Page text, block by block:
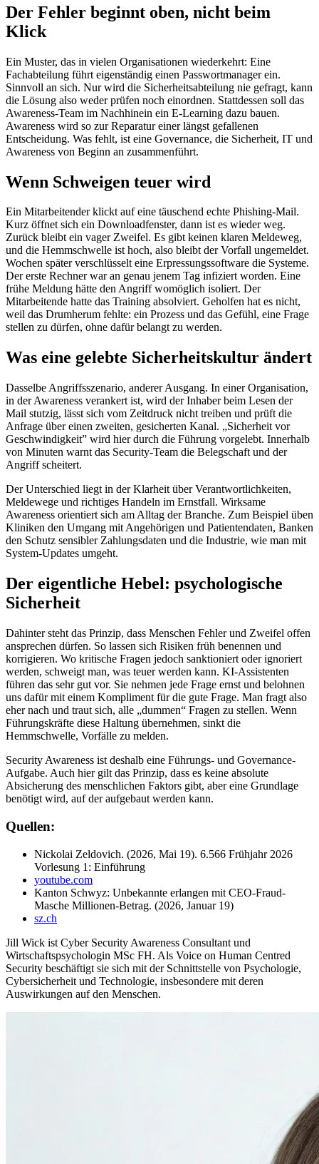
Der Fehler beginnt oben, nicht beim
Klick
Ein Muster, das in vielen Organisationen wiederkehrt: Eine
Fachabteilung führt eigenständig einen Passwortmanager ein.
Sinnvoll an sich. Nur wird die Sicherheitsabteilung nie gefragt, kann
die Lösung also weder prüfen noch einordnen. Stattdessen soll das
Awareness-Team im Nachhinein ein E-Learning dazu bauen.
Awareness wird so zur Reparatur einer längst gefallenen
Entscheidung. Was fehlt, ist eine Governance, die Sicherheit, IT und
Awareness von Beginn an zusammenführt.
Wenn Schweigen teuer wird
Ein Mitarbeitender klickt auf eine täuschend echte Phishing-Mail.
Kurz öffnet sich ein Downloadfenster, dann ist es wieder weg.
Zurück bleibt ein vager Zweifel. Es gibt keinen klaren Meldeweg,
und die Hemmschwelle ist hoch, also bleibt der Vorfall ungemeldet.
Wochen später verschlüsselt eine Erpressungssoftware die Systeme.
Der erste Rechner war an genau jenem Tag infiziert worden. Eine
frühe Meldung hätte den Angriff womöglich isoliert. Der
Mitarbeitende hatte das Training absolviert. Geholfen hat es nicht,
weil das Drumherum fehlte: ein Prozess und das Gefühl, eine Frage
stellen zu dürfen, ohne dafür belangt zu werden.
Was eine gelebte Sicherheitskultur ändert
Dasselbe Angriffsszenario, anderer Ausgang. In einer Organisation,
in der Awareness verankert ist, wird der Inhaber beim Lesen der
Mail stutzig, lässt sich vom Zeitdruck nicht treiben und prüft die
Anfrage über einen zweiten, gesicherten Kanal. „Sicherheit vor
Geschwindigkeit” wird hier durch die Führung vorgelebt. Innerhalb
von Minuten warnt das Security-Team die Belegschaft und der
Angriff scheitert.
Der Unterschied liegt in der Klarheit über Verantwortlichkeiten,
Meldewege und richtiges Handeln im Ernstfall. Wirksame
Awareness orientiert sich am Alltag der Branche. Zum Beispiel üben
Kliniken den Umgang mit Angehörigen und Patientendaten, Banken
den Schutz sensibler Zahlungsdaten und die Industrie, wie man mit
System-Updates umgeht.
Der eigentliche Hebel: psychologische
Sicherheit
Dahinter steht das Prinzip, dass Menschen Fehler und Zweifel offen
ansprechen dürfen. So lassen sich Risiken früh benennen und
korrigieren. Wo kritische Fragen jedoch sanktioniert oder ignoriert
werden, schweigt man, was teuer werden kann. KI-Assistenten
führen das sehr gut vor. Sie nehmen jede Frage ernst und belohnen
uns dafür mit einem Kompliment für die gute Frage. Man fragt also
eher nach und traut sich, alle „dummen“ Fragen zu stellen. Wenn
Führungskräfte diese Haltung übernehmen, sinkt die
Hemmschwelle, Vorfälle zu melden.
Security Awareness ist deshalb eine Führungs- und Governance-
Aufgabe. Auch hier gilt das Prinzip, dass es keine absolute
Absicherung des menschlichen Faktors gibt, aber eine Grundlage
benötigt wird, auf der aufgebaut werden kann.
Quellen:
Nickolai Zeldovich. (2026, Mai 19). 6.566 Frühjahr 2026
Vorlesung 1: Einführung
youtube.com
Kanton Schwyz: Unbekannte erlangen mit CEO-Fraud-
Masche Millionen-Betrag. (2026, Januar 19)
sz.ch
Jill Wick ist Cyber Security Awareness Consultant und
Wirtschaftspsychologin MSc FH. Als Voice on Human Centred
Security beschäftigt sie sich mit der Schnittstelle von Psychologie,
Cybersicherheit und Technologie, insbesondere mit deren
Auswirkungen auf den Menschen.